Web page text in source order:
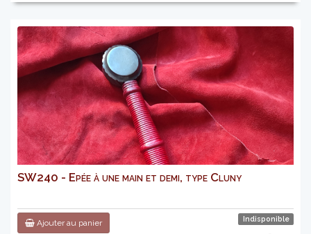
SW240 - Epée à une main et demi, type Cluny
Ajouter au panier Indisponible